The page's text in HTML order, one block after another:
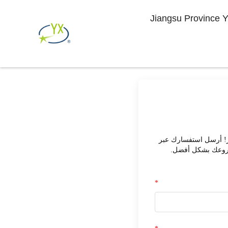
Jiangsu Province
أرسل استفسارك عبر
بشكل أفضل.
*